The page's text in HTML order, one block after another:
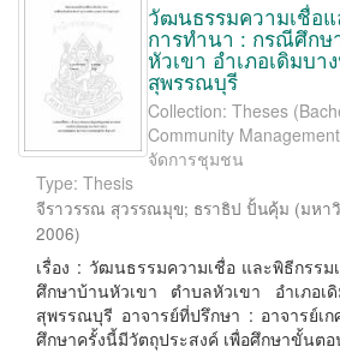
วัฒนธรรมความเชื่อแ
การทำนา : กรณีศึกษ
หัวเขา อำเภอเดิมบา
สุพรรณบุรี
Collection: Theses
Community
จัดการชุมชน
Type: Thesis
จีราวรรณ สุวรรณมุข; ธราธิป ปั้นคุ้ม (มหา
2006)
เรื่อง : วัฒนธรรมความเชื่อ และพิธีกรร
ศึกษาบ้านหัวเขา ตําบลหัวเขา อําเภอเ
สุพรรณบุรี อาจารย์ที่ปรึกษา : อาจารย์เ
ศึกษาครั้งนี้มีวัตถุประสงค์ เพื่อศึกษาขั้นตอ